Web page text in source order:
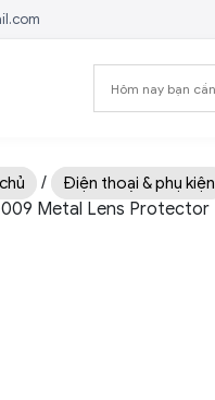
/ Điện thoại & phụ kiện
Metal Lens Protector